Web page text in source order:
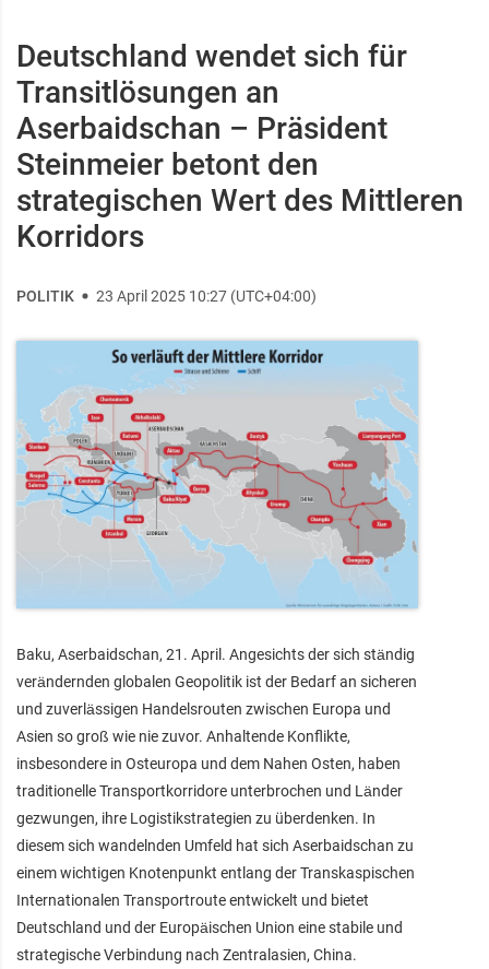
Deutschland wendet sich für
Transitlösungen an
Aserbaidschan – Präsident
Steinmeier betont den
strategischen Wert des Mittleren
Korridors
POLITIK 23 April 2025 10:27 (UTC+04:00)
Baku, Aserbaidschan, 21. April. Angesichts der sich ständig
verändernden globalen Geopolitik ist der Bedarf an sicheren
und zuverlässigen Handelsrouten zwischen Europa und
Asien so groß wie nie zuvor. Anhaltende Konflikte,
insbesondere in Osteuropa und dem Nahen Osten, haben
traditionelle Transportkorridore unterbrochen und Länder
gezwungen, ihre Logistikstrategien zu überdenken. In
diesem sich wandelnden Umfeld hat sich Aserbaidschan zu
einem wichtigen Knotenpunkt entlang der Transkaspischen
Internationalen Transportroute entwickelt und bietet
Deutschland und der Europäischen Union eine stabile und
strategische Verbindung nach Zentralasien, China.